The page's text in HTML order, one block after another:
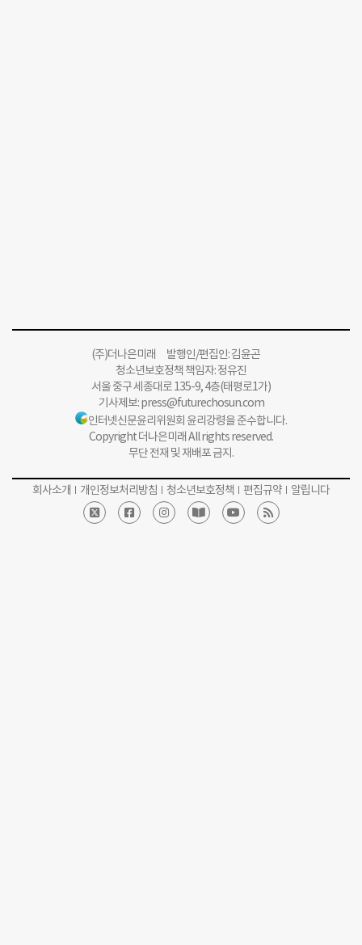
(주)더나은미래 발행인/편집인: 김윤곤
청소년보호정책 책임자: 정유진
서울 중구 세종대로 135-9, 4층(태평로1가)
기사제보:press@futurechosun.com
인터넷신문윤리위원회 윤리강령을 준수합니다.
Copyright 더나은미래 All rights reserved.
무단 전재 및 재배포 금지.
회사소개 개인정보처리방침 청소년보호정책 편집규약 알립니다